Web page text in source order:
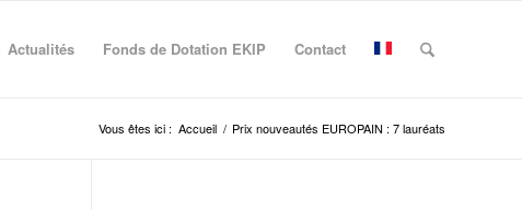
Actualités Fonds de Dotation EKIP Contact
Vous êtes ici : Accueil / Prix nouveautés EUROPAIN : 7 lauréats